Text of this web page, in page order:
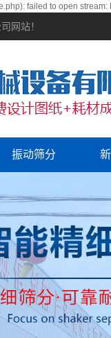
failed to open
网站！
振动筛分